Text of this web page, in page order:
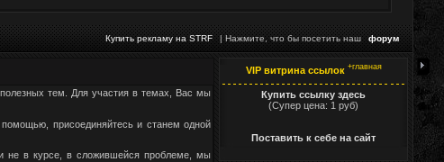
Купить рекламу на STRF | Нажмите, что бы посетить наш форум
тем. Для участия в темах, Вас мы
присоединяйтесь и станем одной
не в курсе, в сложившейся проблеме, мы
VIP витрина ссылок +главная
Купить ссылку здесь
(Супер цена: 1 руб)
Поставить к себе на сайт